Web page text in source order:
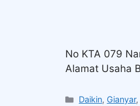
No KTA 079
Alamat Usaha
Daikin, Gianyar,